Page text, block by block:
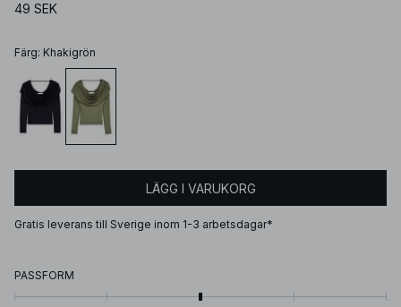
49 SEK
Färg: Khakigrön
LÄGG I VARUKORG
Gratis leverans till Sverige inom 1-3 arbetsdagar*
PASSFORM